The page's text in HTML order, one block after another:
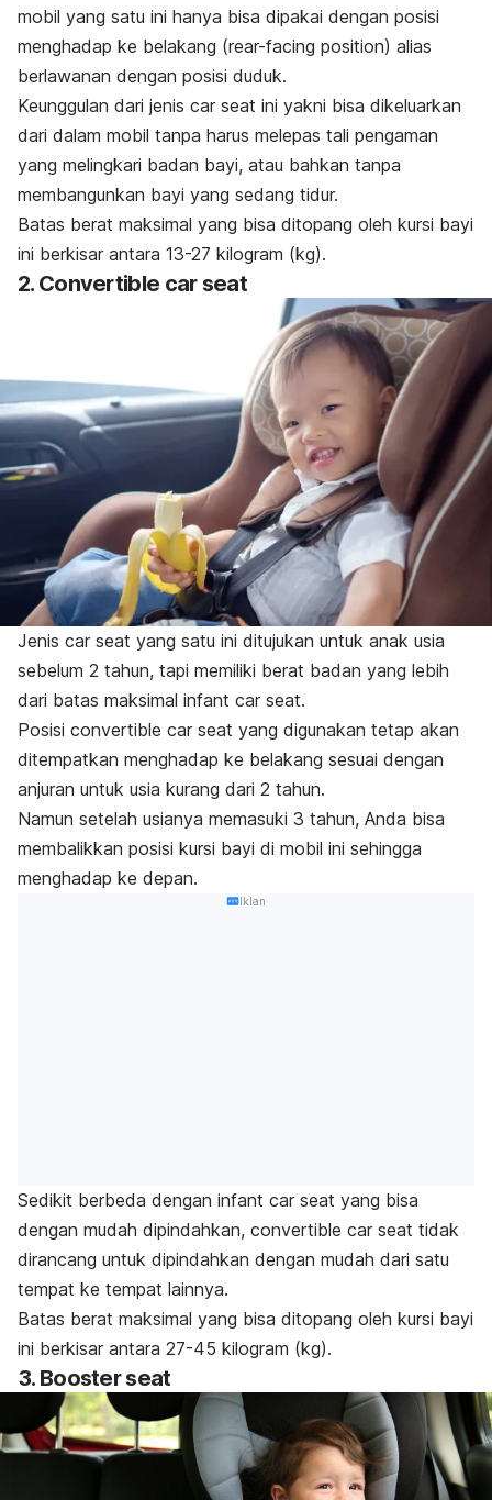
mobil yang satu ini hanya bisa dipakai dengan posisi
menghadap ke belakang (rear-facing position) alias
berlawanan dengan posisi duduk.
Keunggulan dari jenis car seat ini yakni bisa dikeluarkan
dari dalam mobil tanpa harus melepas tali pengaman
yang melingkari badan bayi, atau bahkan tanpa
membangunkan bayi yang sedang tidur.
Batas berat maksimal yang bisa ditopang oleh kursi bayi
ini berkisar antara 13-27 kilogram (kg).
2. Convertible car seat
Jenis car seat yang satu ini ditujukan untuk anak usia
sebelum 2 tahun, tapi memiliki berat badan yang lebih
dari batas maksimal infant car seat.
Posisi convertible car seat yang digunakan tetap akan
ditempatkan menghadap ke belakang sesuai dengan
anjuran untuk usia kurang dari 2 tahun.
Namun setelah usianya memasuki 3 tahun, Anda bisa
membalikkan posisi kursi bayi di mobil ini sehingga
menghadap ke depan.
Iklan
Sedikit berbeda dengan infant car seat yang bisa
dengan mudah dipindahkan, convertible car seat tidak
dirancang untuk dipindahkan dengan mudah dari satu
tempat ke tempat lainnya.
Batas berat maksimal yang bisa ditopang oleh kursi bayi
ini berkisar antara 27-45 kilogram (kg).
3. Booster seat